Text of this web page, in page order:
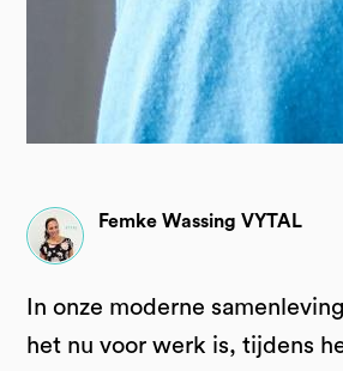
Femke Wassing VYTAL
In onze moderne
het nu voor werk is, tijdens